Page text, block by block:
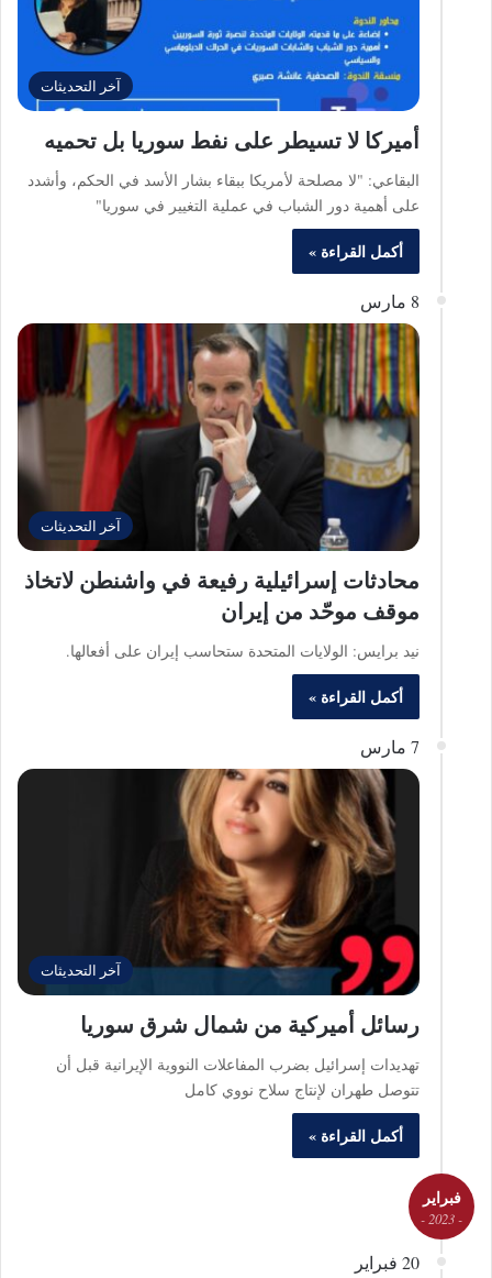
آخر التحديثات
أميركا لا تسيطر على نفط سوريا بل تحميه
البقاعي: "لا مصلحة لأمريكا ببقاء بشار الأسد في الحكم، وأشدد
على أهمية دور الشباب في عملية التغيير في سوريا"
أكمل القراءة »
8 مارس
آخر التحديثات
محادثات إسرائيلية رفيعة في واشنطن لاتخاذ
موقف موحّد من إيران
نيد برايس: الولايات المتحدة ستحاسب إيران على أفعالها.
أكمل القراءة »
7 مارس
آخر التحديثات
رسائل أميركية من شمال شرق سوريا
تهديدات إسرائيل بضرب المفاعلات النووية الإيرانية قبل أن
تتوصل طهران لإنتاج سلاح نووي كامل
أكمل القراءة »
فبراير
- 2023 -
20 فبراير